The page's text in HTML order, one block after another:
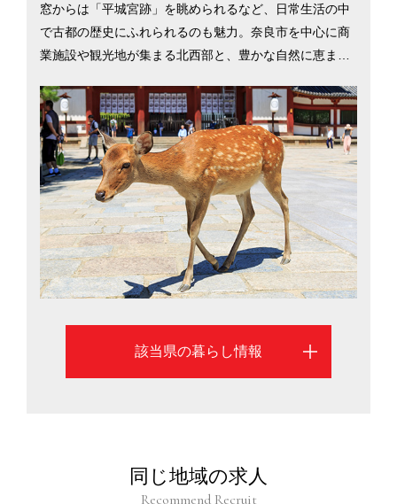
窓からは「平城宮跡」を眺められるなど、日常生活の中
で古都の歴史にふれられるのも魅力。奈良市を中心に商
業施設や観光地が集まる北西部と、豊かな自然に恵まれ
ています。気候は一年の寒暖差が激しく、奥大和では積
雪がある地域もあります。電車で大阪へは最短約30分、
京都までは約40分でアクセスできることから、住環境の
良い奈良に居住を構え、県外へ通勤・通学する家庭も多
数。奈良市にある「東大寺学園」や「西大和学園」は全
国レベルの有名進学校で、東大＆京大への合格者は全国
トップクラス（2017年）。地方でも水準の高い教育が受
けられます。北西部の奈良市を中心に、奈良県への移住
を考える際に役立つ生活情報を掲載しています。
該当県の暮らし情報
同じ地域の求人
Recommend Recruit